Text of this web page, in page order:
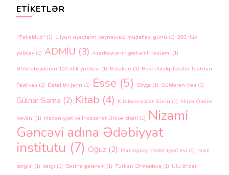
ETIKETLƏR
"Təkəlduz" (1) 1 iyun uşaqların beynəlxalq müdafiəsi günü (1) 200 illik
yubiley (1) ADMİU (3) Azərbaycanın görkəmli rəssamı (1)
B.Vahabzadənin 100 illik yubileyi (1) Balakən (1) Beynəlxalq Tələbə Teatrları
Festivalı (1) Detektiv janrı (1) Esse (5) Göyçə (1) Güldərən Vəli (1)
Gülnar Səma (2) Kitab (4) Kitabxanaçılar Günü (1) Mirzə Qədim
İrəvani (1) Mədəniyyət və İncəsənət Universiteti (1) Nizami
Gəncəvi adına Ədəbiyyat
institutu (7) Oğuz (2) Qaxingiloy Mədəniyyət evi (1) rəsm
sərgisi (1) sərgi (1) Səsinə gələrəm (1) Türkan Əhmədova (1) Ulu öndər